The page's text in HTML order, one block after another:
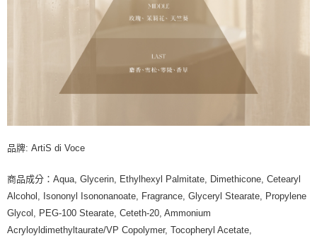
品牌: ArtiS di Voce
商品成分：Aqua, Glycerin, Ethylhexyl Palmitate, Dimethicone, Cetearyl
Alcohol, Isononyl Isononanoate, Fragrance, Glyceryl Stearate, Propylene
Glycol, PEG-100 Stearate, Ceteth-20, Ammonium
Acryloyldimethyltaurate/VP Copolymer, Tocopheryl Acetate,